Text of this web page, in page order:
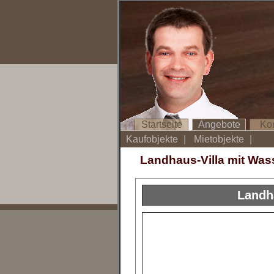
Startseite Angebote
Kaufobjekte
Mietobjekte
Landhaus-Villa mit